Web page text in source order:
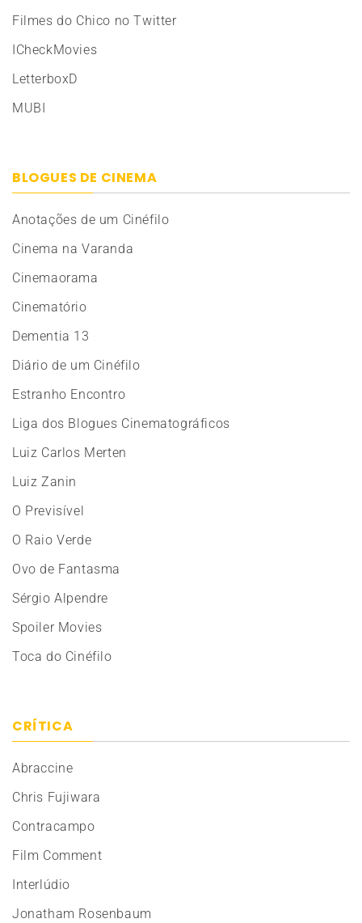
Filmes do Chico no Twitter
ICheckMovies
LetterboxD
MUBI
BLOGUES DE CINEMA
Anotações de um Cinéfilo
Cinema na Varanda
Cinemaorama
Cinematório
Dementia 13
Diário de um Cinéfilo
Estranho Encontro
Liga dos Blogues Cinematográficos
Luiz Carlos Merten
Luiz Zanin
O Previsível
O Raio Verde
Ovo de Fantasma
Sérgio Alpendre
Spoiler Movies
Toca do Cinéfilo
CRÍTICA
Abraccine
Chris Fujiwara
Contracampo
Film Comment
Interlúdio
Jonatham Rosenbaum